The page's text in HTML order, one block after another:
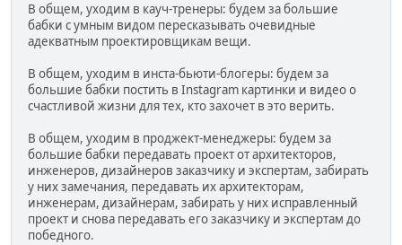
В общем, уходим в кауч-тренеры: будем за большие
бабки с умным видом пересказывать очевидные
адекватным проектировщикам вещи.
В общем, уходим в инста-бьюти-блогеры: будем за
большие бабки постить в Instagram картинки и видео о
счастливой жизни для тех, кто захочет в это верить.
В общем, уходим в проджект-менеджеры: будем за
большие бабки передавать проект от архитекторов,
инженеров, дизайнеров заказчику и экспертам, забирать
у них замечания, передавать их архитекторам,
инженерам, дизайнерам, забирать у них исправленный
проект и снова передавать его заказчику и экспертам до
победного.